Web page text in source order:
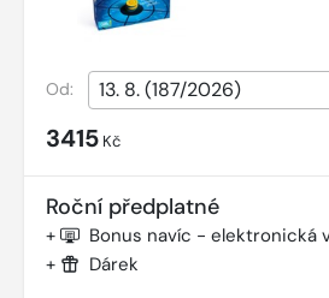
Od:
3415 Kč
Roční předplatné
+ Bonus navíc - elektronická
+ Dárek